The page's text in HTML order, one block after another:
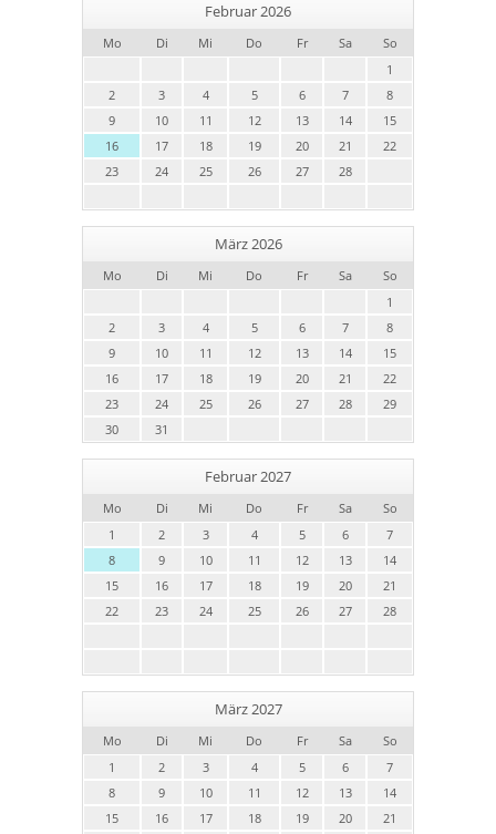
Februar 2026
Mo Di Mi Do Fr Sa
So
1
2
3 4 5 6 7
8
9
10 11 12 13 14
15
16
17 18 19 20 21
22
23
24 25 26 27 28
März 2026
Mo Di Mi Do Fr Sa
So
1
2
3 4 5 6 7
8
9
10 11 12 13 14
15
16
17 18 19 20 21
22
23
24 25 26 27 28
29
30
31
Februar 2027
Mo Di Mi Do Fr Sa
So
1
2 3 4 5 6
7
8
9 10 11 12 13
14
15
16 17 18 19 20
21
22
23 24 25 26 27 28
März 2027
Mo Di Mi Do Fr Sa
So
1
2 3 4 5 6
7
8
9 10 11 12 13
14
15
16 17 18 19 20
21